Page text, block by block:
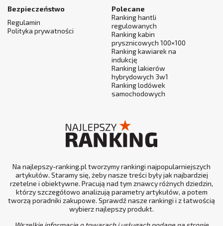
Bezpieczeństwo
Regulamin
Polityka prywatności
Polecane
Ranking hantli
regulowanych
Ranking kabin
prysznicowych 100×100
Ranking kawiarek na
indukcję
Ranking lakierów
hybrydowych 3w1
Ranking lodówek
samochodowych
Na najlepszy-ranking.pl tworzymy rankingi najpopularniejszych
artykułów. Staramy się, żeby nasze treści były jak najbardziej
rzetelne i obiektywne. Pracują nad tym znawcy różnych dziedzin,
którzy szczegółowo analizują parametry artykułów, a potem
tworzą poradniki zakupowe. Sprawdź nasze rankingi i z łatwością
wybierz najlepszy produkt.